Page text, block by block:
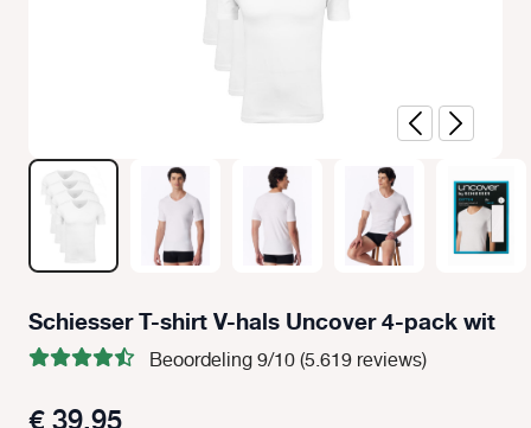
Schiesser T-shirt V-hals Uncover 4-pack wit
Beoordeling 9/10 (5.619 reviews)
€ 39,95